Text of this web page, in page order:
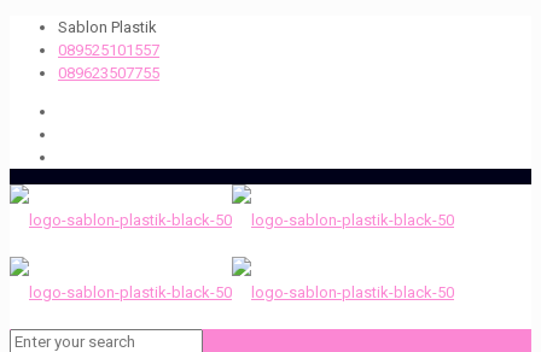
Sablon Plastik
089525101557
089623507755